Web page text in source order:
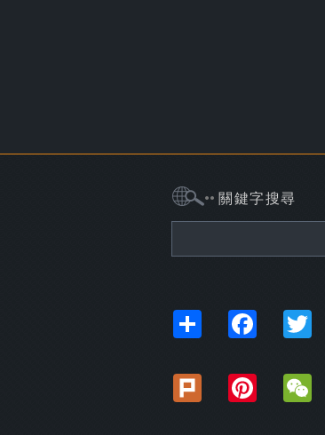
關鍵字搜尋
Share Facebook
Plurk Pinterest